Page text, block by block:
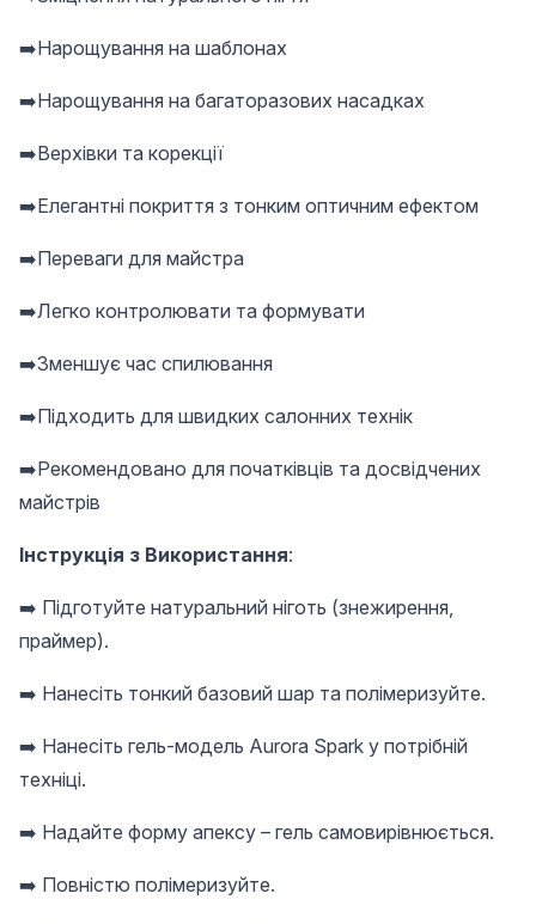
➡️Нарощування на шаблонах
➡️Нарощування на багаторазових насадках
➡️Верхівки та корекції
➡️Елегантні покриття з тонким оптичним ефектом
➡️Переваги для майстра
➡️Легко контролювати та формувати
➡️Зменшує час спилювання
➡️Підходить для швидких салонних технік
➡️Рекомендовано для початківців та досвідчених
майстрів
Інструкція з Використання:
➡️ Підготуйте натуральний ніготь (знежирення,
праймер).
➡️ Нанесіть тонкий базовий шар та полімеризуйте.
➡️ Нанесіть гель-модель Aurora Spark у потрібній
техніці.
➡️ Надайте форму апексу – гель самовирівнюється.
➡️ Повністю полімеризуйте.